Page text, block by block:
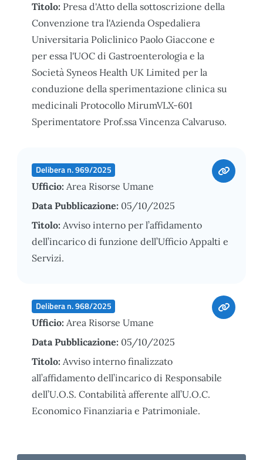
Titolo: Presa d'Atto della sottoscrizione della
Convenzione tra l'Azienda Ospedaliera
Universitaria Policlinico Paolo Giaccone e
per essa l'UOC di Gastroenterologia e la
Società Syneos Health UK Limited per la
conduzione della sperimentazione clinica su
medicinali Protocollo MirumVLX-601
Sperimentatore Prof.ssa Vincenza Calvaruso.
Delibera n. 969/2025
Ufficio: Area Risorse Umane
Data Pubblicazione: 05/10/2025
Titolo: Avviso interno per l’affidamento
dell’incarico di funzione dell’Ufficio Appalti e
Servizi.
Delibera n. 968/2025
Ufficio: Area Risorse Umane
Data Pubblicazione: 05/10/2025
Titolo: Avviso interno finalizzato
all’affidamento dell’incarico di Responsabile
dell’U.O.S. Contabilità afferente all’U.O.C.
Economico Finanziaria e Patrimoniale.